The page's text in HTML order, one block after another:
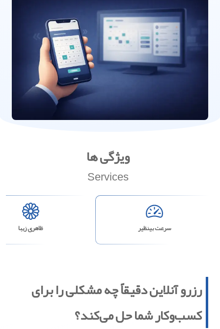
ویژگی ها
Services
سرعت بینظیر ظاهری زیبا
رزرو آنلاین دقیقاً چه مشکلی را برای
کسب‌وکار شما حل می‌کند؟